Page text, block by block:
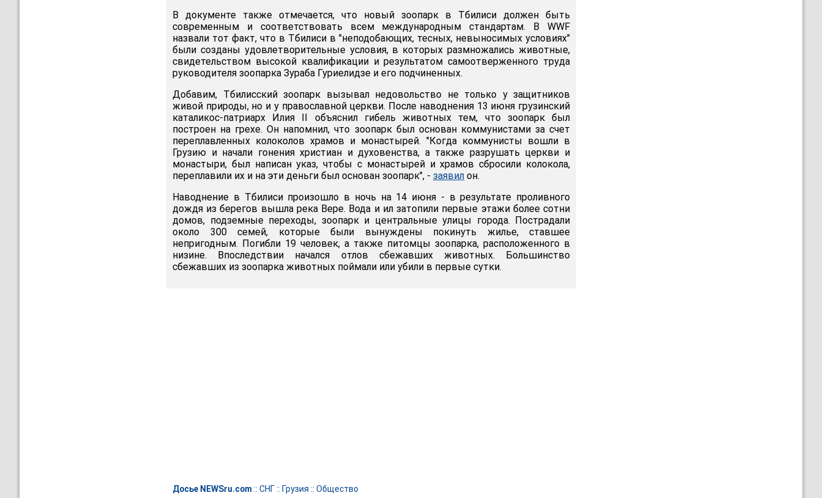
В документе также отмечается, что новый зоопарк в Тбилиси должен быть
современным и соответствовать всем международным стандартам. В WWF
назвали тот факт, что в Тбилиси в "неподобающих, тесных, невыносимых условиях"
были созданы удовлетворительные условия, в которых размножались животные,
свидетельством высокой квалификации и результатом самоотверженного труда
руководителя зоопарка Зураба Гуриелидзе и его подчиненных.
Добавим, Тбилисский зоопарк вызывал недовольство не только у защитников
живой природы, но и у православной церкви. После наводнения 13 июня грузинский
каталикос-патриарх Илия II объяснил гибель животных тем, что зоопарк был
построен на грехе. Он напомнил, что зоопарк был основан коммунистами за счет
переплавленных колоколов храмов и монастырей. "Когда коммунисты вошли в
Грузию и начали гонения христиан и духовенства, а также разрушать церкви и
монастыри, был написан указ, чтобы с монастырей и храмов сбросили колокола,
переплавили их и на эти деньги был основан зоопарк", - заявил он.
Наводнение в Тбилиси произошло в ночь на 14 июня - в результате проливного
дождя из берегов вышла река Вере. Вода и ил затопили первые этажи более сотни
домов, подземные переходы, зоопарк и центральные улицы города. Пострадали
около 300 семей, которые были вынуждены покинуть жилье, ставшее
непригодным. Погибли 19 человек, а также питомцы зоопарка, расположенного в
низине. Впоследствии начался отлов сбежавших животных. Большинство
сбежавших из зоопарка животных поймали или убили в первые сутки.
Досье NEWSru.com :: СНГ:: Грузия :: Общество